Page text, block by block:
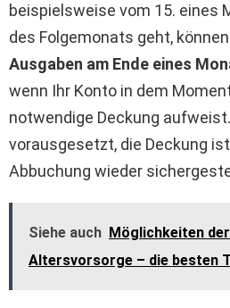
beispielsweise vom 15. eines
des Folgemonats geht,
Ausgaben am Ende eines
wenn Ihr Konto in dem
notwendige Deckung
vorausgesetzt, die Deckung
Abbuchung wieder
Siehe auch Möglichkeiten
Altersvorsorge – die besten